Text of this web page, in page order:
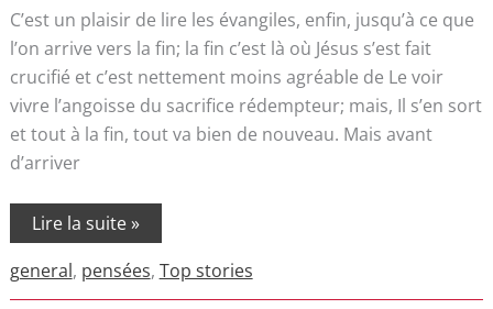
C’est un plaisir de lire les évangiles, enfin, jusqu’à ce que
l’on arrive vers la fin; la fin c’est là où Jésus s’est fait
crucifié et c’est nettement moins agréable de Le voir
vivre l’angoisse du sacrifice rédempteur; mais, Il s’en sort
et tout à la fin, tout va bien de nouveau. Mais avant
d’arriver
Lire la suite »
general, pensées, Top stories